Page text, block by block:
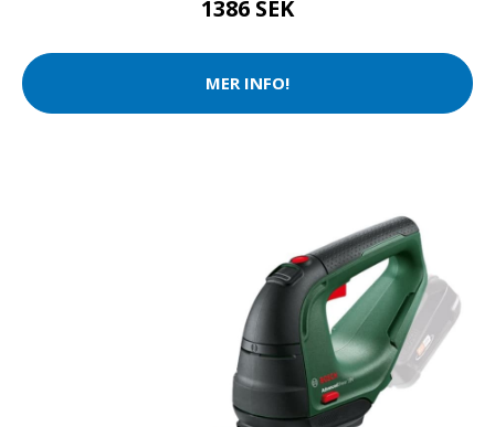
1386 SEK
MER INFO!